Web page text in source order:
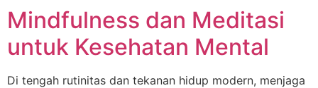
Mindfulness dan Meditasi
untuk Kesehatan Mental
Di tengah rutinitas dan tekanan hidup modern, menjaga